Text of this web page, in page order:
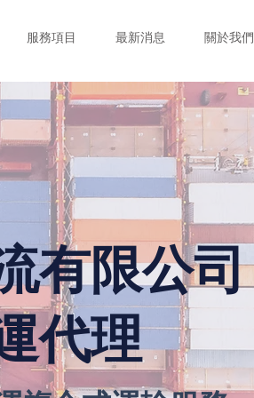
服務項目 最新消息 關於我們
有限公司
代理